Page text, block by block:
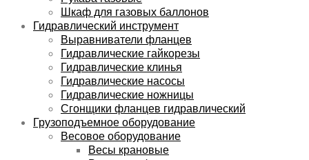
Шкаф для газовых баллонов
Гидравлический инструмент
Выравниватели фланцев
Гидравлические гайкорезы
Гидравлические клинья
Гидравлические насосы
Гидравлические ножницы
Сгонщики фланцев гидравлический
Грузоподъемное оборудование
Весовое оборудование
Весы крановые